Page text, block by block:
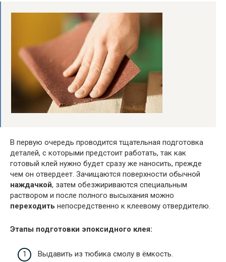
В первую очередь проводится тщательная подготовка
деталей, с которыми предстоит работать, так как
готовый клей нужно будет сразу же наносить, прежде
чем он отвердеет. Зачищаются поверхности обычной
наждачкой, затем обезжириваются специальным
раствором и после полного высыхания можно
переходить непосредственно к клеевому отвердителю.
Этапы подготовки эпоксидного клея:
Выдавить из тюбика смолу в ёмкость.